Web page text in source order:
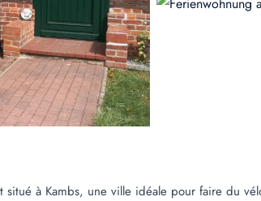
situé à Kambs, une ville idéale pour faire du